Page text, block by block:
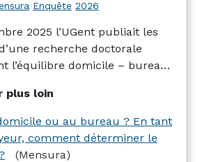
Enquête 2026
2025 l’UGent publiait les
recherche doctorale
l’équilibre domicile – bureau.
auprès de 23.000
Résultats : le travail à
une meilleure satisfaction
de travail, mais réduit
plus loin
ou au bureau ? En tant
comment déterminer le
(Mensura)